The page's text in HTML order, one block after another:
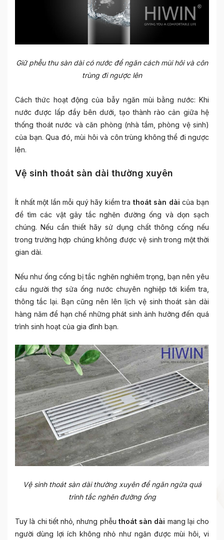
Giữ phễu thu sàn dài có nước để ngăn cách mùi hôi và côn
trùng đi ngược lên
Cách thức hoạt động của bẫy ngăn mùi bằng nước: Khi
nước được lấp đầy bên dưới, tạo thành rào cản giữa hệ
thống thoát nước và căn phòng (nhà tắm, phòng vệ sinh)
của bạn. Qua đó, mùi hôi và côn trùng không thể đi ngược
lên.
Vệ sinh thoát sàn dài thường xuyên
Ít nhất một lần mỗi quý hãy kiểm tra thoát sàn dài của bạn
để tìm các vật gây tắc nghẽn đường ống và dọn sạch
chúng. Nếu cần thiết hãy sử dụng chất thông cống nếu
trong trường hợp chúng không được vệ sinh trong một thời
gian dài.
Nếu như ống cống bị tắc nghẽn nghiêm trọng, bạn nên yêu
cầu người thợ sửa ống nước chuyên nghiệp tới kiểm tra,
thông tắc lại. Bạn cũng nên lên lịch vệ sinh thoát sàn dài
hàng năm để hạn chế những phát sinh ảnh hưởng đến quá
trình sinh hoạt của gia đình bạn.
Vệ sinh thoát sàn dài thường xuyên để ngăn ngừa quá
trình tắc nghẽn đường ống
Tuy là chi tiết nhỏ, nhưng phễu thoát sàn dài mang lại cho
người dùng lợi ích không nhỏ như ngăn được mùi hôi, vi